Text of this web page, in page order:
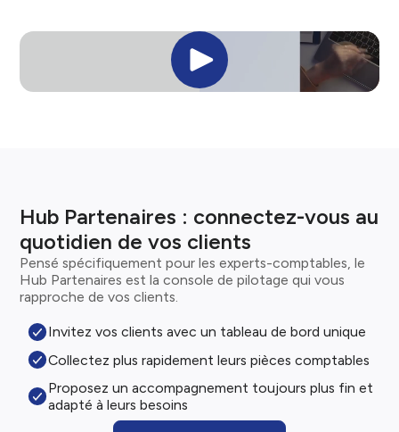
Hub Partenaires : connectez-vous au
quotidien de vos clients
Pensé spécifiquement pour les experts-comptables, le
Hub Partenaires est la console de pilotage qui vous
rapproche de vos clients.
Invitez vos clients avec un tableau de bord unique
Collectez plus rapidement leurs pièces comptables
Proposez un accompagnement toujours plus fin et
adapté à leurs besoins